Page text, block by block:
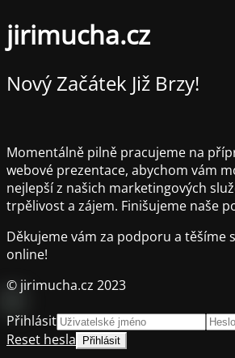
jirimucha.cz
Nový Začátek Již Brzy!
Momentálně pilně pracujeme na
webové prezentace, abychom vám
nejlepší z našich marketingových
trpělivost a zájem. Finišujeme naše
Děkujeme vám za podporu a těšíme
online!
© jirimucha.cz 2023
Přihlásit
Reset hesla